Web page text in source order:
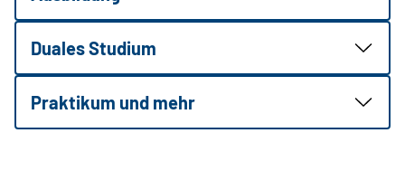
Duales Studium
Praktikum und mehr